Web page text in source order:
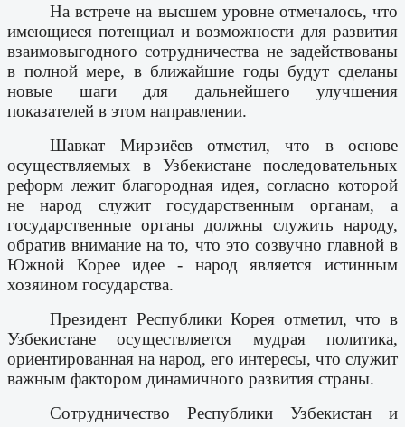
На встрече на высшем уровне отмечалось, что
имеющиеся потенциал и возможности для развития
взаимовыгодного сотрудничества не задействованы
в полной мере, в ближайшие годы будут сделаны
новые шаги для дальнейшего улучшения
показателей в этом направлении.
Шавкат Мирзиёев отметил, что в основе
осуществляемых в Узбекистане последовательных
реформ лежит благородная идея, согласно которой
не народ служит государственным органам, а
государственные органы должны служить народу,
обратив внимание на то, что это созвучно главной в
Южной Корее идее - народ является истинным
хозяином государства.
Президент Республики Корея отметил, что в
Узбекистане осуществляется мудрая политика,
ориентированная на народ, его интересы, что служит
важным фактором динамичного развития страны.
Сотрудничество Республики Узбекистан и